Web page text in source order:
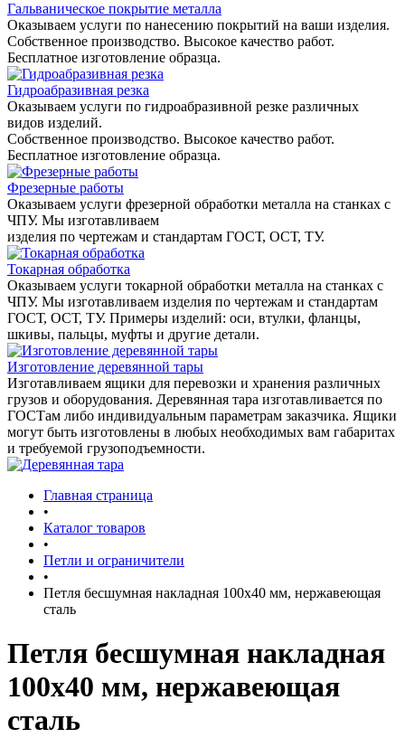
Гальваническое покрытие металла
Оказываем услуги по нанесению покрытий на ваши изделия.
Собственное производство. Высокое качество работ.
Бесплатное изготовление образца.
Гидроабразивная резка
Оказываем услуги по гидроабразивной резке различных
видов изделий.
Собственное производство. Высокое качество работ.
Бесплатное изготовление образца.
Фрезерные работы
Оказываем услуги фрезерной обработки металла на станках с
ЧПУ. Мы изготавливаем
изделия по чертежам и стандартам ГОСТ, ОСТ, ТУ.
Токарная обработка
Оказываем услуги токарной обработки металла на станках с
ЧПУ. Мы изготавливаем изделия по чертежам и стандартам
ГОСТ, ОСТ, ТУ. Примеры изделий: оси, втулки, фланцы,
шкивы, пальцы, муфты и другие детали.
Изготовление деревянной тары
Изготавливаем ящики для перевозки и хранения различных
грузов и оборудования. Деревянная тара изготавливается по
ГОСТам либо индивидуальным параметрам заказчика. Ящики
могут быть изготовлены в любых необходимых вам габаритах
и требуемой грузоподъемности.
Главная страница
•
Каталог товаров
•
Петли и ограничители
•
Петля бесшумная накладная 100х40 мм, нержавеющая
сталь
Петля бесшумная накладная
100х40 мм, нержавеющая
сталь